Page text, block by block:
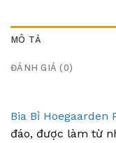
MÔ TẢ
ĐÁNH GIÁ (0)
Bia Bỉ Hoegaarden
đáo, được làm từ